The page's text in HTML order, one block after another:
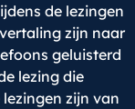
de lezingen
zijn naar
geluisterd
lezing die
zijn van